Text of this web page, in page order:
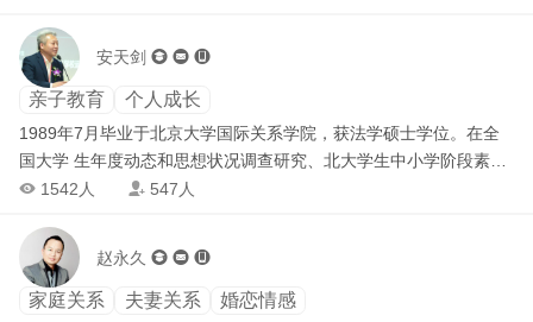
任、中华名人协会副秘书长，辽宁省百万家长教育工程、北京人文
奥运和谐家庭教育工程、银川市和谐家庭教育工程、福建省家长教
育工程首席专家。 著有《新形式下做好群众工作的艺术与方法创
新》、《群众工作手册》、《中国家长教育概论》、《家庭教育科
学原理》、《公民素质、家长教育、和谐社会》、《家长教育、家
庭管理、家校协同、家国和谐》、《跨文化管理沟通》、《企业情
绪资本管理》、《家庭文化、财富传承、基业长青》、《家长必修
课》、《家庭公约与应用案例》、《家校区协同教育模式》、《校
园文化与情绪管理》、《教师思维几何与表达工具》、《家庭社工
培训认证标准探讨》等书籍、教材和论文。承担国家十五规划“和谐
社区与家长教育”课题、十一五规划“未成年人思想道德教育与家长教
小学教育管理30年，送过17届高中毕业班，出版著作4部，在报刊
杂志上发表论文50多篇。
安天剑   
亲子教育 个人成长
1989年7月毕业于北京大学国际关系学院，获法学硕士学位。在全
国大学 生年度动态和思想状况调查研究、北大学生中小学阶段素质
养成与成功家庭教育研究有着深度研究。《专攻北大课题组》副组
的教育关系，同时，还就北大学生在中小学阶段成才特征进行了分
析，并通过多年对教育与社会关系研究，揭示了教育的整体发展规
律。
 1542人 547人
赵永久   
家庭关系 夫妻关系 婚恋情感